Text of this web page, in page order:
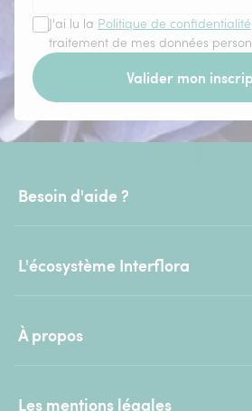
J'ai lu la Politique de confidentialité
traitement de mes données
Valider mon
Besoin d'aide ?
L'écosystème Interflora
À propos
Les mentions légales